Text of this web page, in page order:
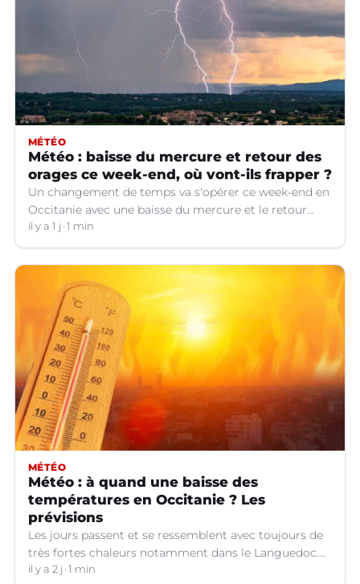
MÉTÉO
Météo : baisse du mercure et retour des
orages ce week-end, où vont-ils frapper ?
Un changement de temps va s'opérer ce week-end en
Occitanie avec une baisse du mercure et le retour
d'orages dans certains départements.
il y a 1 j 1 min
MÉTÉO
Météo : à quand une baisse des
températures en Occitanie ? Les
prévisions
Les jours passent et se ressemblent avec toujours de
très fortes chaleurs notamment dans le Languedoc.
Jusqu’à quand ?
il y a 2 j 1 min